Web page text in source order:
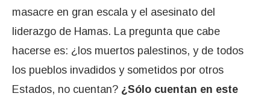
masacre en gran escala y el asesinato del
liderazgo de Hamas. La pregunta que cabe
hacerse es: ¿los muertos palestinos, y de todos
los pueblos invadidos y sometidos por otros
Estados, no cuentan? ¿Sólo cuentan en este